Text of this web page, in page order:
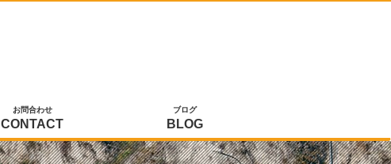
お問合わせ
CONTACT
ブログ
BLOG